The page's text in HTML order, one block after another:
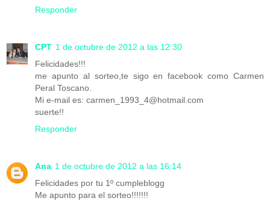
Responder
CPT 1 de octubre de 2012 a las 12:30
Felicidades!!!
me apunto al sorteo,te sigo en facebook como Carmen
Peral Toscano.
Mi e-mail es: carmen_1993_4@hotmail.com
suerte!!
Responder
Ana 1 de octubre de 2012 a las 16:14
Felicidades por tu 1º cumpleblogg
Me apunto para el sorteo!!!!!!!